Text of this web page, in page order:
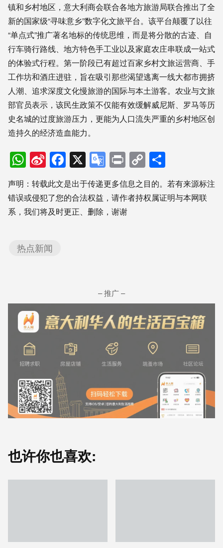
镇和乡村地区，意大利商会联合各地方旅游局联合推出了全
新的国家级“寻味意乡”数字化文旅平台。该平台颠覆了以往
“单点式”推广著名地标的传统思维，而是将分散的古迹、自
行车骑行路线、地方特色手工业以及家庭农庄串联成一站式
的体验式行程。第一阶段已有超过百家乡村文旅运营商、手
工作坊和酒庄进驻，旨在吸引那些渴望逃离一线大都市拥挤
人潮、追求深度文化慢旅游的国际与本土游客。农业与文旅
部官员表示，该民生政策不仅能有效缓解威尼斯、罗马等历
史名城的过度旅游压力，更能为人口流失严重的乡村地区创
造持久的经济造血能力。
WhatsApp
Sina
Weibo
Facebook
X Google
Translate
PrintCopy
Link享
声明：转载此文是出于传递更多信息之目的。若有来源标注
错误或侵犯了您的合法权益，请作者持权属证明与本网联
系，我们将及时更正、删除，谢谢
热点新闻
– 推广 –
也许你也喜欢: